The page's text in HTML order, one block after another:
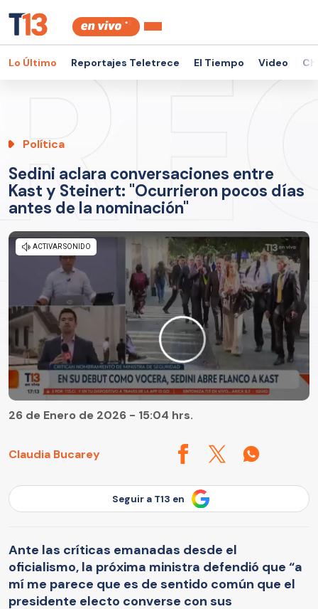
Lo Último Reportajes Teletrece El Tiempo Video
Política
Sedini aclara conversaciones entre
Kast y Steinert: "Ocurrieron pocos días
antes de la nominación"
Claudia Bucarey
26 de Enero de 2026 - 15:04 hrs.
Seguir a T13 en
Ante las críticas emanadas desde el
oficialismo, la próxima ministra defendió que “a
mí me parece que es de sentido común que el
presidente electo converse con sus